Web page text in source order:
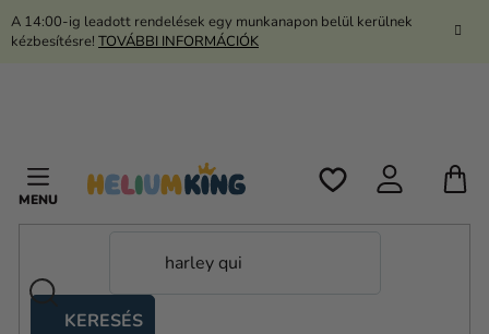
Ugrás
A 14:00-ig leadott rendelések egy munkanapon belül kerülnek
kézbesítésre! TOVÁBBI INFORMÁCIÓK
KERESÉS